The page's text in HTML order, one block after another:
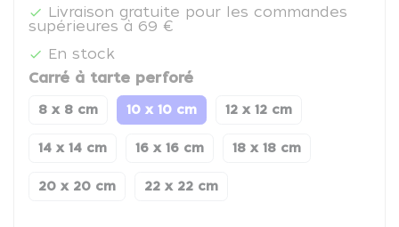

Livraison gratuite pour les commandes
supérieures à 69 €

En stock
Carré à tarte perforé
8 x 8 cm 10 x 10 cm 12 x 12 cm
14 x 14 cm 16 x 16 cm 18 x 18 cm
20 x 20 cm 22 x 22 cm